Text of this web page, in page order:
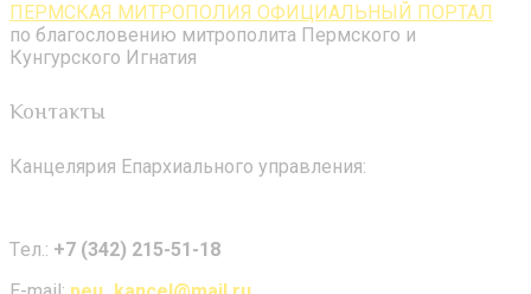
ПЕРМСКАЯ МИТРОПОЛИЯ ОФИЦИАЛЬНЫЙ ПОРТАЛ
по благословению митрополита Пермского и
Кунгурского Игнатия
Контакты
Канцелярия Епархиального управления:
Tел.: +7 (342) 215-51-18